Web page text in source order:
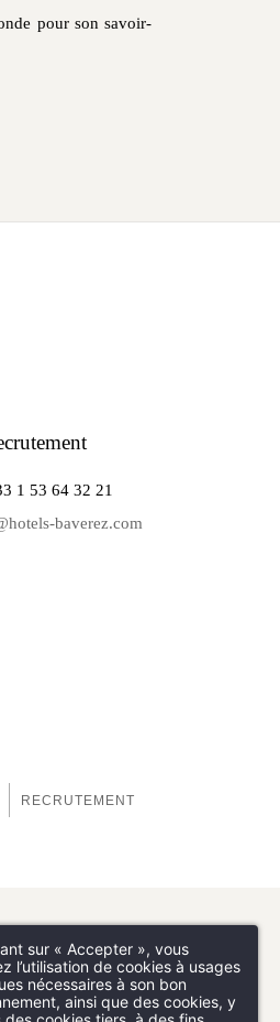
pour son savoir-
1 53 64 32 21
baverez.com
RECRUTEMENT
sur « Accepter », vous
l’utilisation de cookies à usages
nécessaires à son bon
ainsi que des cookies, y